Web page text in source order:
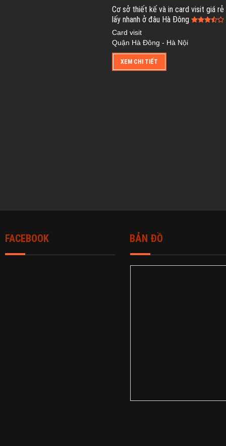
Cơ sở thiết kế và in card visit giá rẻ
lấy nhanh ở đâu Hà Đông
Card visit
Quận Hà Đông - Hà Nội
XEM CHI TIẾT
FACEBOOK BẢN ĐỒ